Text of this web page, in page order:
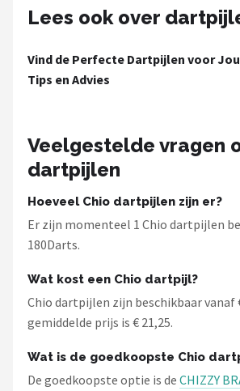
Bull's
ABC Darts
Harrows
KOTO
Unicorn
Red Dragon
Alle merken →
Lees ook over
Vind de Perfecte Dartpijlen voor
Tips en Advies
Veelgestelde vragen
dartpijlen
Hoeveel Chio dartpijlen zijn er?
Er zijn momenteel 1 Chio dartpijlen
180Darts.
Wat kost een Chio dartpijl?
Chio dartpijlen zijn beschikbaar vanaf
gemiddelde prijs is € 21,25.
Wat is de goedkoopste Chio
De goedkoopste optie is de CHIZZY